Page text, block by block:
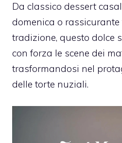
Da classico dessert
domenica o
tradizione, questo dolce
con forza le scene dei
trasformandosi nel
delle torte nuziali.